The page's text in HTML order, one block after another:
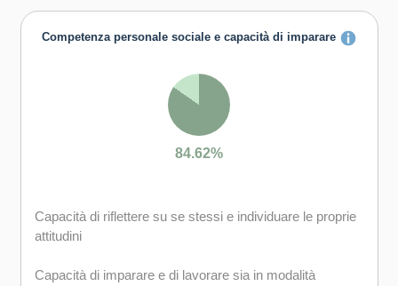
Competenza personale sociale e capacità di imparare
84.62%
Capacità di riflettere su se stessi e individuare le proprie
attitudini
Capacità di imparare e di lavorare sia in modalità